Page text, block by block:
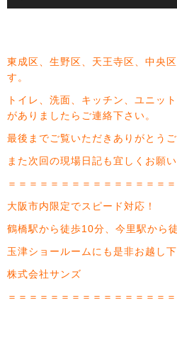
東成区、生野区、天王寺区、中央
す。
トイレ、洗面、キッチン、ユニッ
がありましたらご連絡下さい。
最後までご覧いただきありがとうご
また次回の現場日記も宜しくお願い
＝＝＝＝＝＝＝＝＝＝＝＝＝＝＝
大阪市内限定でスピード対応！
鶴橋駅から徒歩10分、今里駅から
玉津ショールームにも是非お越し
株式会社サンズ
＝＝＝＝＝＝＝＝＝＝＝＝＝＝＝